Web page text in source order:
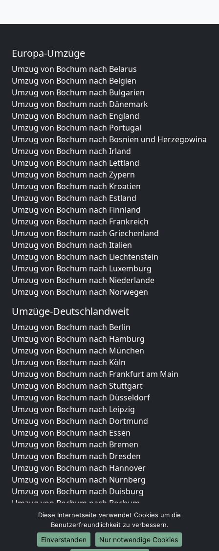
Europa-Umzüge
Umzug von Bochum nach Belarus
Umzug von Bochum nach Belgien
Umzug von Bochum nach Bulgarien
Umzug von Bochum nach Dänemark
Umzug von Bochum nach England
Umzug von Bochum nach Portugal
Umzug von Bochum nach Bosnien und Herzegowina
Umzug von Bochum nach Irland
Umzug von Bochum nach Lettland
Umzug von Bochum nach Zypern
Umzug von Bochum nach Kroatien
Umzug von Bochum nach Estland
Umzug von Bochum nach Finnland
Umzug von Bochum nach Frankreich
Umzug von Bochum nach Griechenland
Umzug von Bochum nach Italien
Umzug von Bochum nach Liechtenstein
Umzug von Bochum nach Luxemburg
Umzug von Bochum nach Niederlande
Umzug von Bochum nach Norwegen
Umzüge-Deutschlandweit
Umzug von Bochum nach Berlin
Umzug von Bochum nach Hamburg
Umzug von Bochum nach München
Umzug von Bochum nach Köln
Umzug von Bochum nach Frankfurt am Main
Umzug von Bochum nach Stuttgart
Umzug von Bochum nach Düsseldorf
Umzug von Bochum nach Leipzig
Umzug von Bochum nach Dortmund
Umzug von Bochum nach Essen
Umzug von Bochum nach Bremen
Umzug von Bochum nach Dresden
Umzug von Bochum nach Hannover
Umzug von Bochum nach Nürnberg
Umzug von Bochum nach Duisburg
Umzug von Bochum nach Bochum
Umzug von Bochum nach Wuppertal
Umzug von Bochum nach Bielefeld
Umzug von Bochum nach Bonn
Diese Internetseite verwendet Cookies um die
Benutzerfreundlichkeit zu verbessern.
Einverstanden
Nur notwendige Cookies